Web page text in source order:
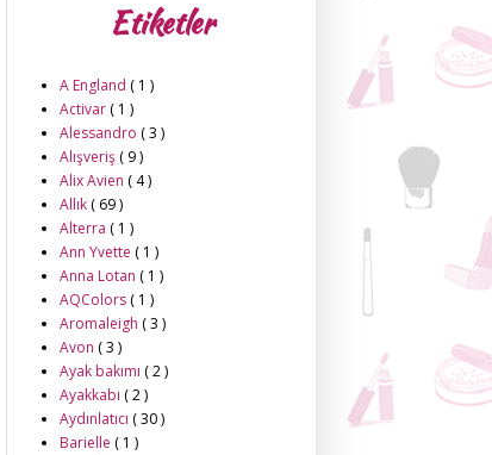
Etiketler
A England ( 1 )
Activar ( 1 )
Alessandro ( 3 )
Alışveriş ( 9 )
Alix Avien ( 4 )
Allık ( 69 )
Alterra ( 1 )
Ann Yvette ( 1 )
Anna Lotan ( 1 )
AQColors ( 1 )
Aromaleigh ( 3 )
Avon ( 3 )
Ayak bakımı ( 2 )
Ayakkabı ( 2 )
Aydınlatıcı ( 30 )
Barielle ( 1 )